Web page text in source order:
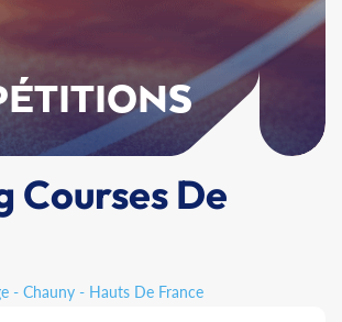
Courses De
- Chauny - Hauts De France